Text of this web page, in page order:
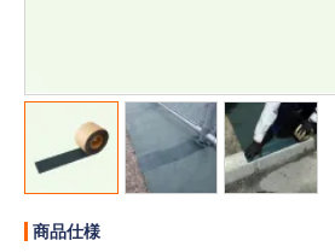
試着サンプル無料貸し出し
商品仕様